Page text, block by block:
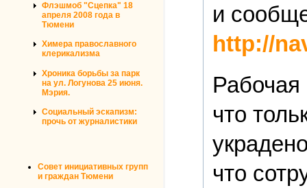
Флэшмоб "Сцепка" 18
апреля 2008 года в
Тюмени
Химера православного
клерикализма
Хроника борьбы за парк
на ул. Логунова 25 июня.
Мэрия.
Социальный эскапизм:
прочь от журналистики
Совет инициативных групп
и граждан Тюмени
и
http://
Рабочая
что
что